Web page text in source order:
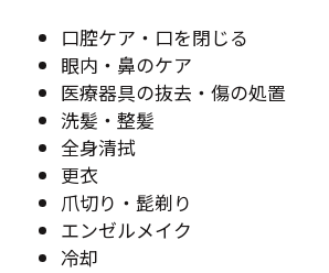
口腔ケア・口を閉じる
眼内・鼻のケア
医療器具の抜去・傷の処置
洗髪・整髪
全身清拭
更衣
爪切り・髭剃り
エンゼルメイク
冷却